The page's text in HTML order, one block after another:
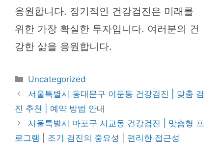
응원합니다. 정기적인 건강검진은 미래를
위한 가장 확실한 투자입니다. 여러분의 건
강한 삶을 응원합니다.
카
테
고
리
Uncategorized
서울특별시 동대문구 이문동 건강검진 | 맞춤 검
진 추천 | 예약 방법 안내
서울특별시 마포구 서교동 건강검진 | 맞춤형 프
로그램 | 조기 검진의 중요성 | 편리한 접근성